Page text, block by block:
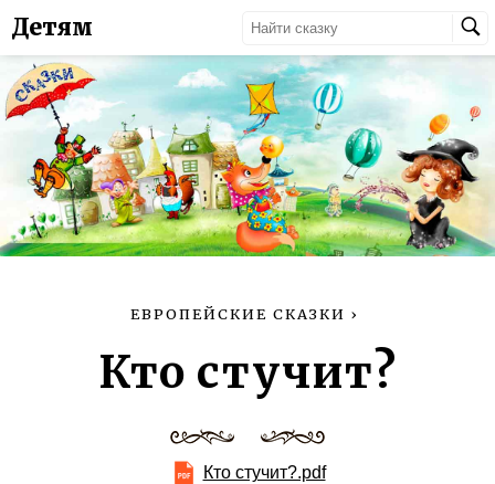
Детям
ЕВРОПЕЙСКИЕ СКАЗКИ ›
Кто стучит?
Кто стучит?.pdf